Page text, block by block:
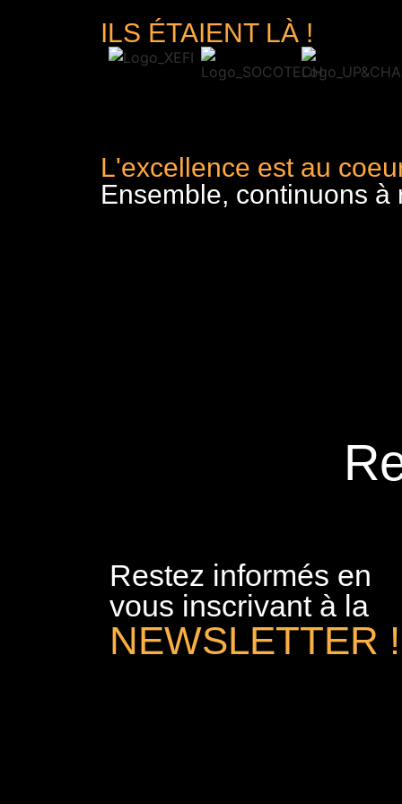
ILS ÉTAIENT LÀ !
L'excellence est au
Ensemble, continuons
Restez informés en
vous inscrivant à la
NEWSLETTER !